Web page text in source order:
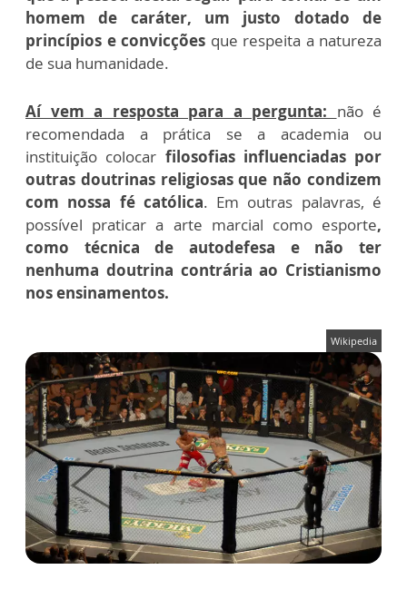
homem de caráter, um justo dotado de
princípios e convicções que respeita a natureza
de sua humanidade.
Aí vem a resposta para a pergunta: não é
recomendada a prática se a academia ou
instituição colocar filosofias influenciadas por
outras doutrinas religiosas que não condizem
com nossa fé católica. Em outras palavras, é
possível praticar a arte marcial como esporte,
como técnica de autodefesa e não ter
nenhuma doutrina contrária ao Cristianismo
nos ensinamentos.
Wikipedia